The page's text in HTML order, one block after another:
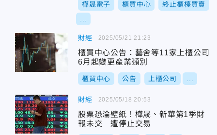
樺晟電子 櫃買中心 終止櫃檯買賣
財經
櫃買中心公告：藝舍等11家上櫃公司
6月起變更產業類別
櫃買中心 公告 上櫃公司
2025/05/21 21:23
財經
股票恐淪壁紙！樺晟、新華第1季財
報未交 遭停止交易
2025/05/18 20:53